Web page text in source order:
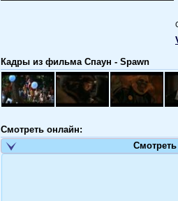
Кадры из фильма Спаун - Spawn
Смотреть онлайн: